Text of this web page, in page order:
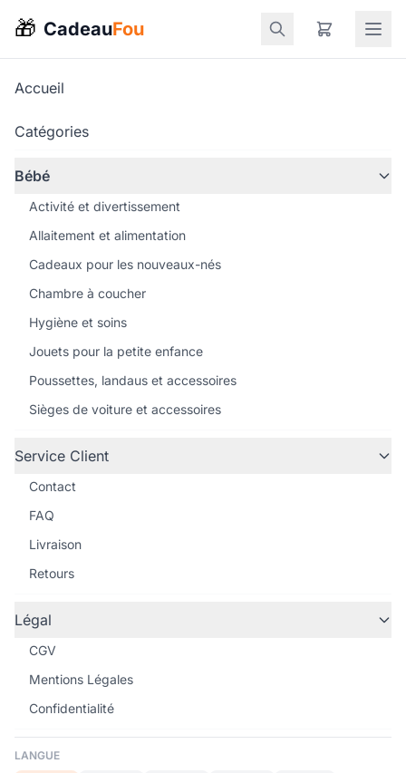
🎁 CadeauFou
Accueil
Catégories
Bébé
Activité et divertissement
Allaitement et alimentation
Cadeaux pour les nouveaux-nés
Chambre à coucher
Hygiène et soins
Jouets pour la petite enfance
Poussettes, landaus et accessoires
Sièges de voiture et accessoires
Service Client
Contact
FAQ
Livraison
Retours
Légal
CGV
Mentions Légales
Confidentialité
LANGUE